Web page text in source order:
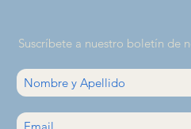
Suscríbete a nuestro boletín de